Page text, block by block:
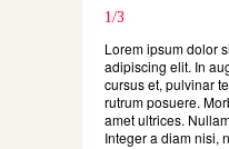
1/3
Lorem ipsum dolor
adipiscing elit. In
cursus et, pulvinar
rutrum posuere.
amet ultrices.
Integer a diam nisi,